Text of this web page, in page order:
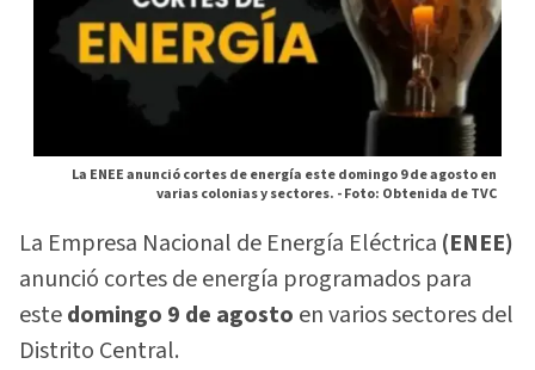
La ENEE anunció cortes de energía este domingo 9 de agosto en
varias colonias y sectores. -Foto: Obtenida de TVC
La Empresa Nacional de Energía Eléctrica (ENEE)
anunció cortes de energía programados para
estedomingo 9 de agosto en varios sectores del
Distrito Central.